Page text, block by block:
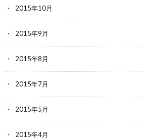
2015年10月
2015年9月
2015年8月
2015年7月
2015年5月
2015年4月